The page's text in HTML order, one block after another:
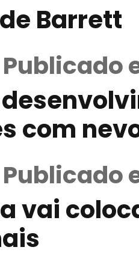
Barrett
com
vai